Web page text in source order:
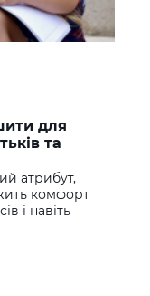
для
та
атрибут,
комфорт
і навіть